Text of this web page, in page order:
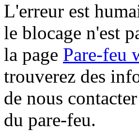
L'erreur est
le blocage n'est
la page Pare-feu
trouverez des
de nous
du pare-feu.